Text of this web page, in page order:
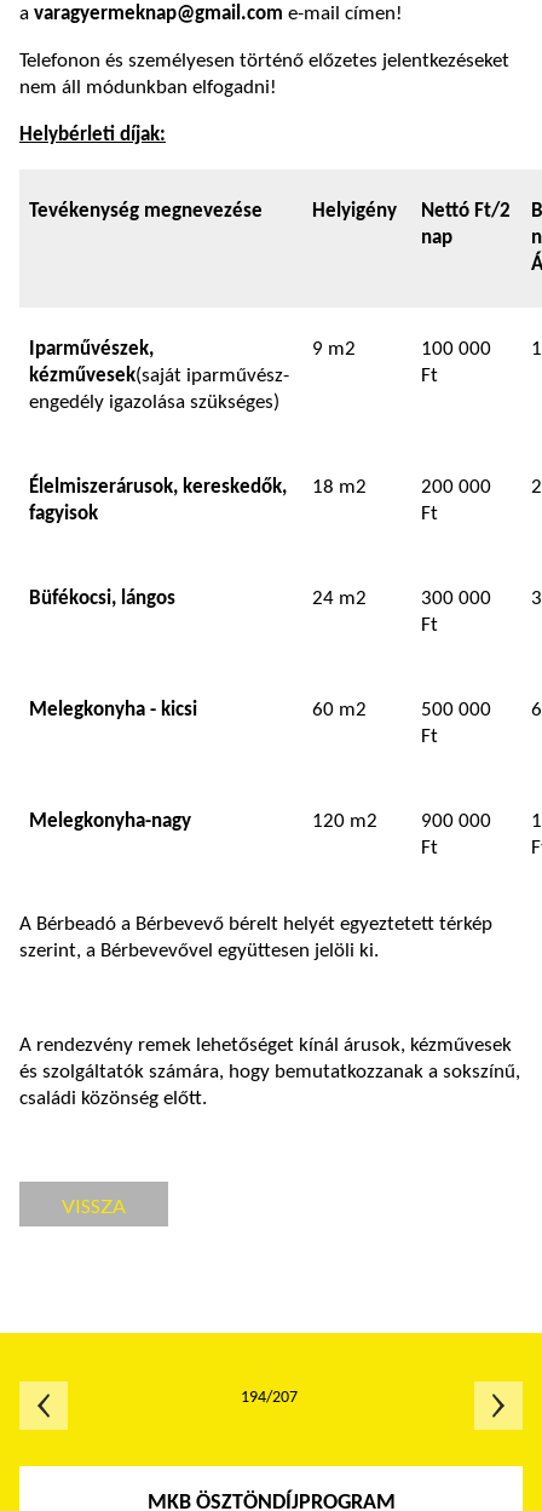
a varagyermeknap@gmail.com e-mail címen!
Telefonon és személyesen történő előzetes jelentkezéseket
nem áll módunkban elfogadni!
Helybérleti díjak:
Tevékenység megnevezése Helyigény
Nettó Ft/2
nap
Iparművészek,
kézművesek(saját iparművész-
engedély igazolása szükséges)
9 m2
100 000
Ft
Élelmiszerárusok, kereskedők,
fagyisok
18 m2
200 000
Ft
Büfékocsi, lángos 24 m2
300 000
Ft
Melegkonyha - kicsi 60 m2
500 000
Ft
Melegkonyha-nagy 120 m2
900 000
Ft
A Bérbeadó a Bérbevevő bérelt helyét egyeztetett térkép
szerint, a Bérbevevővel együttesen jelöli ki.
A rendezvény remek lehetőséget kínál árusok, kézművesek
és szolgáltatók számára, hogy bemutatkozzanak a sokszínű,
családi közönség előtt.
VISSZA
MKB ÖSZTÖNDÍJPROGRAM
194/207